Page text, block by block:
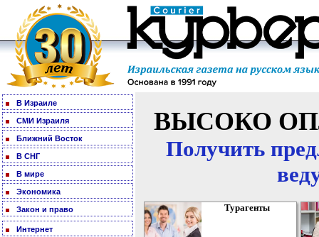
В Израиле
СМИ Израиля
Ближний Восток
В СНГ
В мире
Экономика
Закон и право
Интернет
ВЫСОКО
Получить
Турагенты